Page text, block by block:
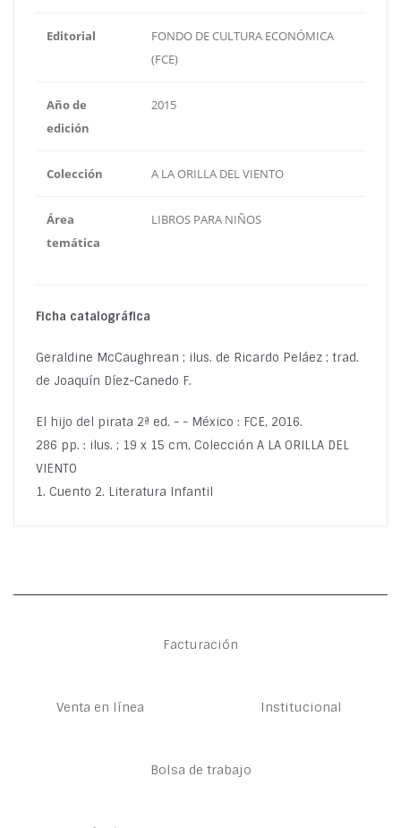
Editorial
FONDO DE CULTURA ECONÓMICA
(FCE)
Año de
edición
2015
Colección A LA ORILLA DEL VIENTO
Área
temática
LIBROS PARA NIÑOS
Ficha catalográfica
Geraldine McCaughrean ; ilus. de Ricardo Peláez ; trad.
de Joaquín Díez-Canedo F.
El hijo del pirata 2ª ed. - - México : FCE, 2016.
286 pp. : ilus. ; 19 x 15 cm, Colección A LA ORILLA DEL
VIENTO
1. Cuento 2. Literatura Infantil
Facturación
Venta en línea Institucional
Bolsa de trabajo